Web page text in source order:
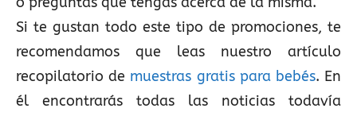
Si te gustan todo este tipo de promociones, te
recomendamos que leas nuestro artículo
recopilatorio de muestras gratis para bebés. En
él encontrarás todas las noticias todavía